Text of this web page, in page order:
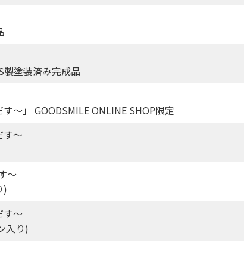
製塗装済み完成品
～」 GOODSMILE ONLINE SHOP限定
す～
～
)
す～
入り)